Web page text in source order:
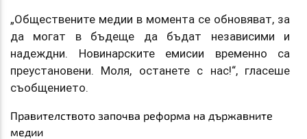
„Обществените медии в момента се обновяват, за
да могат в бъдеще да бъдат независими и
надеждни. Новинарските емисии временно са
преустановени. Моля, останете с нас!“, гласеше
съобщението.
Правителството започва реформа на държавните
медии